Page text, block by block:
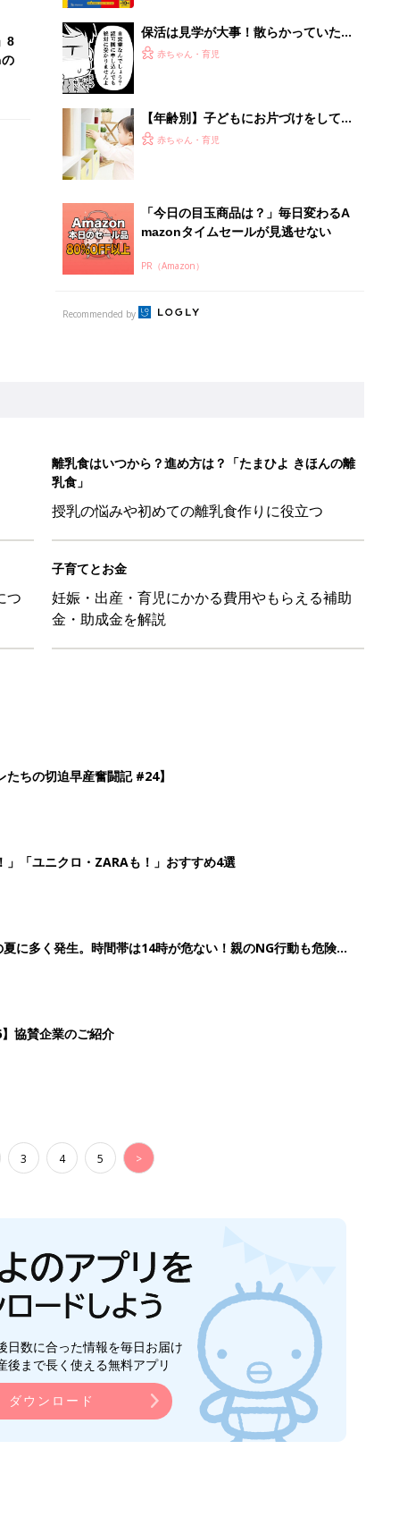
離乳食はいつから？進め方は？「たまひよ きほんの離
授乳の悩みや初めての離乳食作りに役立つ
子育てとお金
妊娠・出産・育児にかかる費用やもらえる補助
金・助成金を解説
たちの切迫早産奮闘記 #24】
「ユニクロ・ZARAも！」おすすめ4選
に多く発生。時間帯は14時が危ない！親のNG行動も危険を
4 5 >